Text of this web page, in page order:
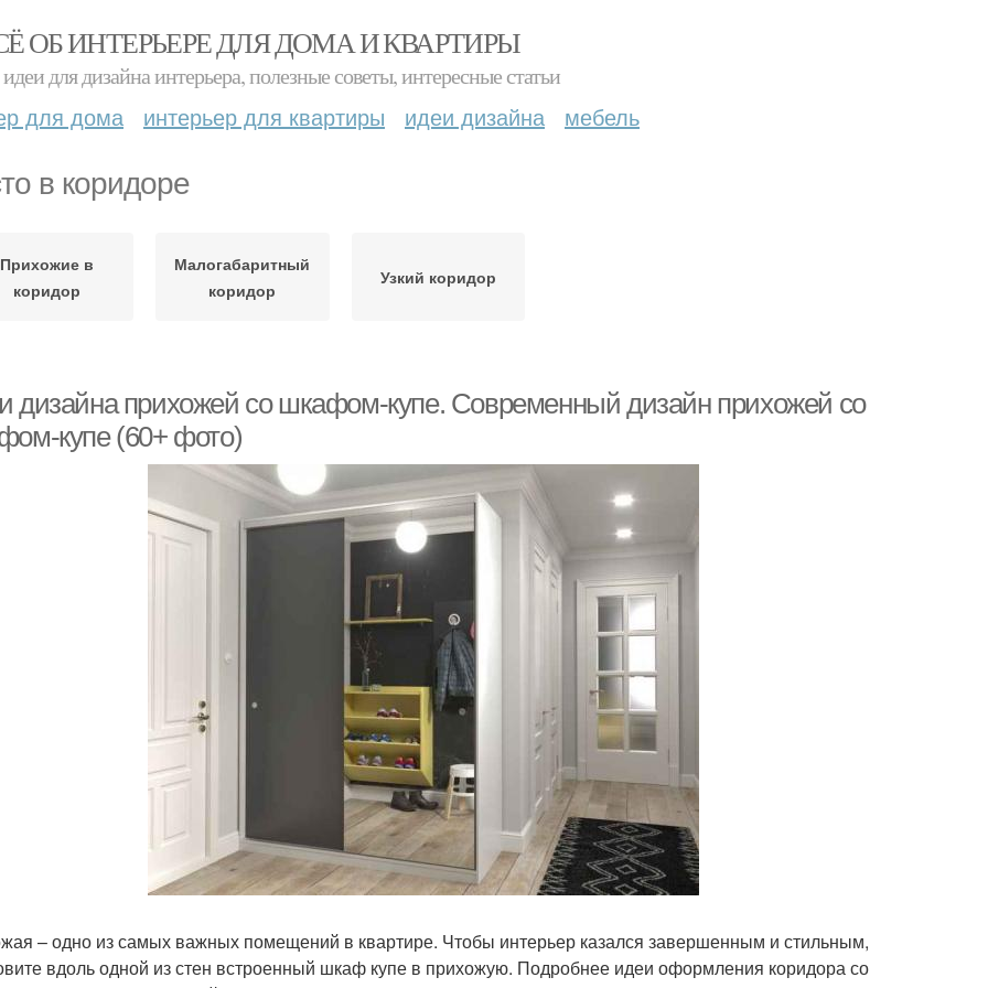
ОБ ИНТЕРЬЕРЕ ДЛЯ ДОМА И КВАРТИРЫ
для дизайна интерьера, полезные советы, интересные статьи
для дома интерьер для квартиры идеи дизайна мебель
в коридоре
Прихожие в
коридор
Малогабаритный
коридор
Узкий коридор
дизайна прихожей со шкафом-купе. Современный дизайн прихожей со
купе (60+ фото)
– одно из самых важных помещений в квартире. Чтобы интерьер казался завершенным и стильным,
вдоль одной из стен встроенный шкаф купе в прихожую. Подробнее идеи оформления коридора со